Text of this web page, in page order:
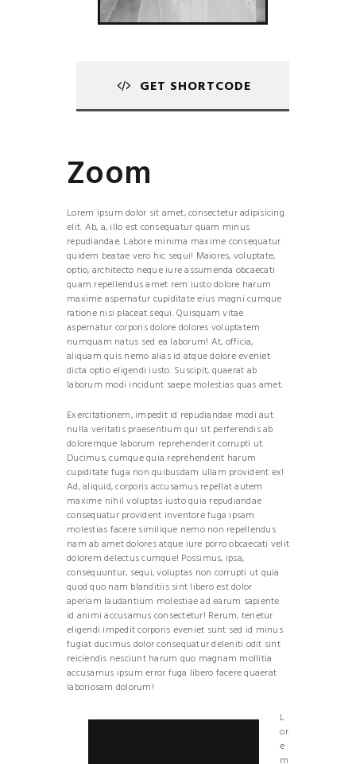
GET SHORTCODE
Zoom
Lorem ipsum dolor sit amet, consectetur adipisicing
elit. Ab, a, illo est consequatur quam minus
repudiandae. Labore minima maxime consequatur
quidem beatae vero hic sequi! Maiores, voluptate,
optio, architecto neque iure assumenda obcaecati
quam repellendus amet rem iusto dolore harum
maxime aspernatur cupiditate eius magni cumque
ratione nisi placeat sequi. Quisquam vitae
aspernatur corporis dolore dolores voluptatem
numquam natus sed ea laborum! At, officia,
aliquam quis nemo alias id atque dolore eveniet
dicta optio eligendi iusto. Suscipit, quaerat ab
laborum modi incidunt saepe molestias quas amet.
Exercitationem, impedit id repudiandae modi aut
nulla veritatis praesentium qui sit perferendis ab
doloremque laborum reprehenderit corrupti ut.
Ducimus, cumque quia reprehenderit harum
cupiditate fuga non quibusdam ullam provident ex!
Ad, aliquid, corporis accusamus repellat autem
maxime nihil voluptas iusto quia repudiandae
consequatur provident inventore fuga ipsam
molestias facere similique nemo non repellendus
nam ab amet dolores atque iure porro obcaecati velit
dolorem delectus cumque! Possimus, ipsa,
consequuntur, sequi, voluptas non corrupti ut quia
quod quo nam blanditiis sint libero est dolor
aperiam laudantium molestiae ad earum sapiente
id animi accusamus consectetur! Rerum, tenetur
eligendi impedit corporis eveniet sunt sed id minus
fugiat ducimus dolor consequatur deleniti odit sint
reiciendis nesciunt harum quo magnam mollitia
accusamus ipsum error fuga libero facere quaerat
laboriosam dolorum!
L
or
e
m